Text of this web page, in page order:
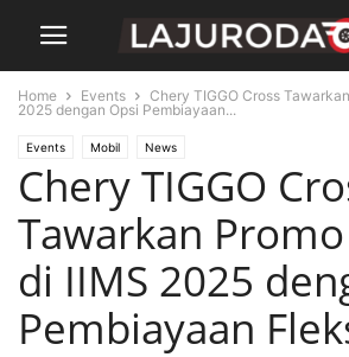
Home Events
Chery TIGGO Cross
2025 dengan Opsi Pembiayaan...
Events Mobil News
Chery TIGGO
Tawarkan
di IIMS 2025
Pembiayaan